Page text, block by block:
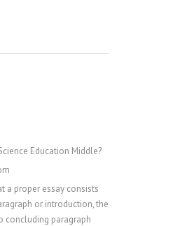
Education Middle?
a proper essay consists
or introduction, the
concluding paragraph